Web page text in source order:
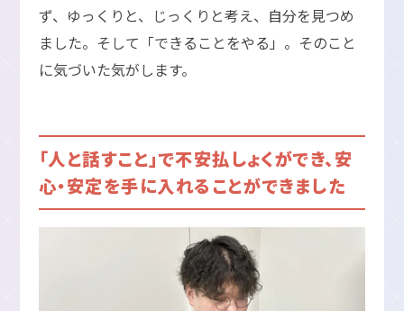
ず、ゆっくりと、じっくりと考え、自分を見つめ
ました。そして「できることをやる」。そのこと
に気づいた気がします。
「人と話すこと」で不安払しょくができ、安
心・安定を手に入れることができました